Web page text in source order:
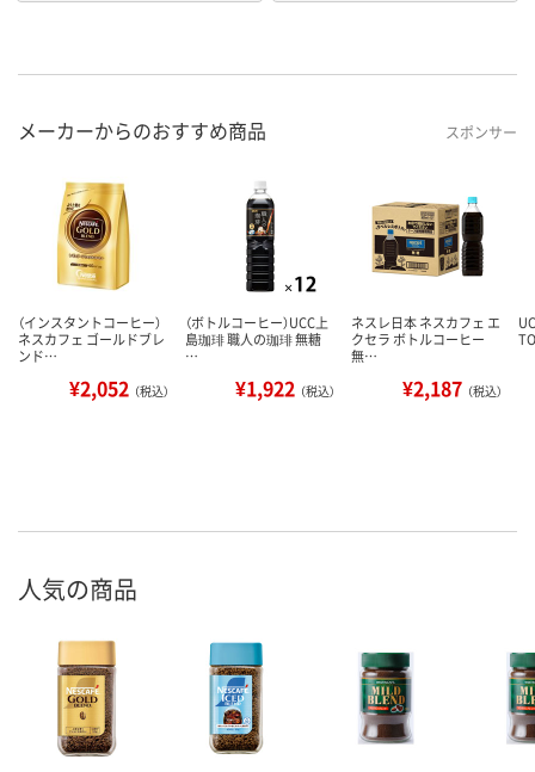
メーカーからのおすすめ商品 スポンサー
（インスタントコーヒー）
ネスカフェ ゴールドブレ
ンド…
¥2,052 （税込）
（ボトルコーヒー）UCC上
島珈琲 職人の珈琲 無糖
…
¥1,922 （税込）
ネスレ日本 ネスカフェ エ
クセラ ボトルコーヒー
無…
¥2,187 （税込）
人気の商品